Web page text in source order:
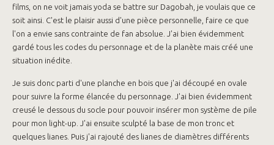
films, on ne voit jamais yoda se battre sur Dagobah, je voulais que ce
soit ainsi. C'est le plaisir aussi d'une pièce personnelle, faire ce que
l'on a envie sans contrainte de fan absolue. J'ai bien évidemment
gardé tous les codes du personnage et de la planète mais créé une
situation inédite.
Je suis donc parti d'une planche en bois que j'ai découpé en ovale
pour suivre la forme élancée du personnage. J'ai bien évidemment
creusé le dessous du socle pour pouvoir insérer mon système de pile
pour mon light-up. J'ai ensuite sculpté la base de mon tronc et
quelques lianes. Puis j'ai rajouté des lianes de diamètres différents